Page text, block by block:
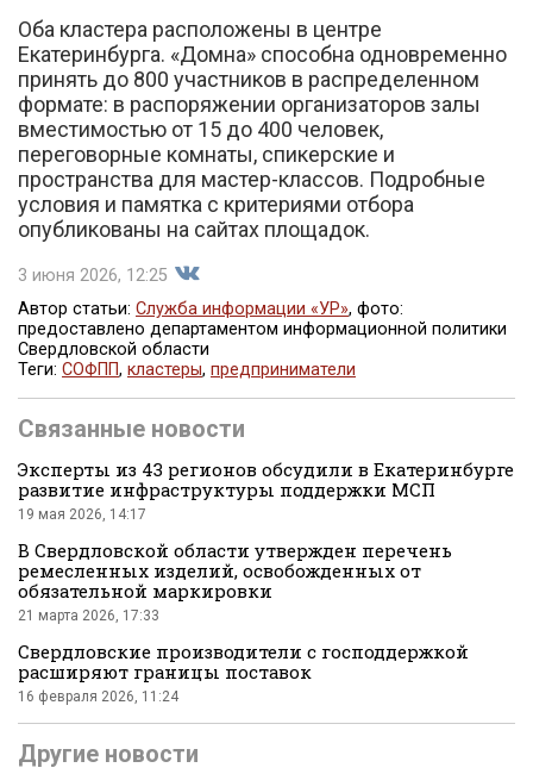
Оба кластера расположены в центре
Екатеринбурга. «Домна» способна одновременно
принять до 800 участников в распределенном
формате: в распоряжении организаторов залы
вместимостью от 15 до 400 человек,
переговорные комнаты, спикерские и
пространства для мастер-классов. Подробные
условия и памятка с критериями отбора
опубликованы на сайтах площадок.
3 июня 2026, 12:25
Поделиться
во
Автор статьи: Служба информации «УР», фото:
предоставлено департаментом информационной политики
Свердловской области
Теги: СОФПП, кластеры, предприниматели
Связанные новости
Эксперты из 43 регионов обсудили в Екатеринбурге
развитие инфраструктуры поддержки МСП
19 мая 2026, 14:17
В Свердловской области утвержден перечень
ремесленных изделий, освобожденных от
обязательной маркировки
21 марта 2026, 17:33
Свердловские производители с господдержкой
расширяют границы поставок
16 февраля 2026, 11:24
Другие новости